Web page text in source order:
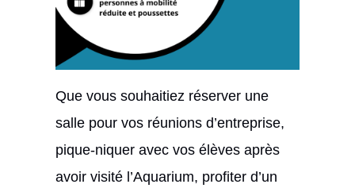
Que vous souhaitiez réserver une
salle pour vos réunions d’entreprise,
pique-niquer avec vos élèves après
avoir visité l’Aquarium, profiter d’un